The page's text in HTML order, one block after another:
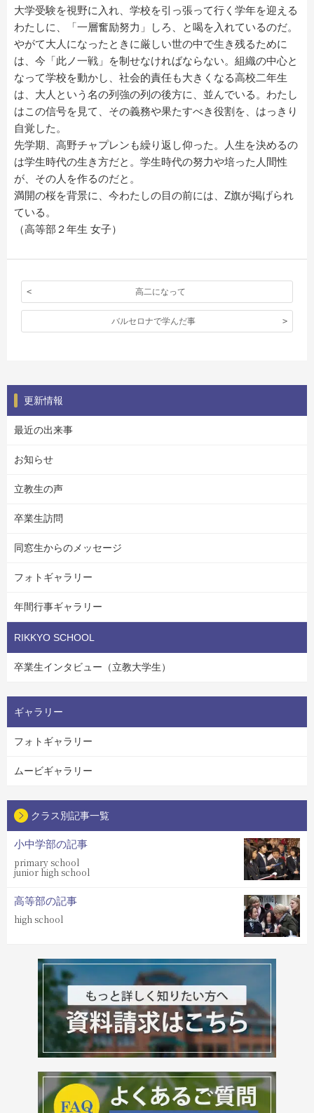
大学受験を視野に入れ、学校を引っ張って行く学年を迎える
わたしに、「一層奮励努力」しろ、と喝を入れているのだ。
やがて大人になったときに厳しい世の中で生き残るために
は、今「此ノ一戦」を制せなければならない。組織の中心と
なって学校を動かし、社会的責任も大きくなる高校二年生
は、大人という名の列強の列の後方に、並んでいる。わたし
はこの信号を見て、その義務や果たすべき役割を、はっきり
自覚した。
先学期、高野チャプレンも繰り返し仰った。人生を決めるの
は学生時代の生き方だと。学生時代の努力や培った人間性
が、その人を作るのだと。
満開の桜を背景に、今わたしの目の前には、Z旗が掲げられ
ている。
（高等部２年生 女子）
高二になって
バルセロナで学んだ事
更新情報
最近の出来事
お知らせ
立教生の声
卒業生訪問
同窓生からのメッセージ
フォトギャラリー
年間行事ギャラリー
RIKKYO SCHOOL
卒業生インタビュー（立教大学生）
ギャラリー
フォトギャラリー
ムービギャラリー
クラス別記事一覧
小中学部の記事
primary school
junior high school
高等部の記事
high school